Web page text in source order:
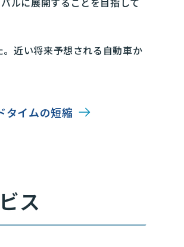
近い将来予想される自動車か
タイムの短縮
ス